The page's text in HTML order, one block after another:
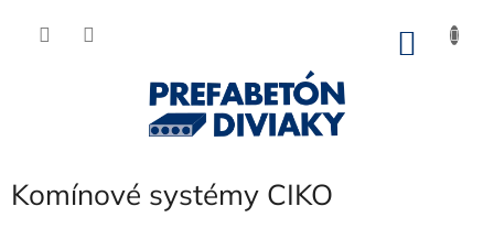
Komínové systémy CIKO